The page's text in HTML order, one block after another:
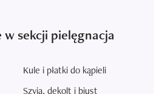
sekcji pielęgnacja
Kule i płatki do kąpieli
Szyja, dekolt i biust